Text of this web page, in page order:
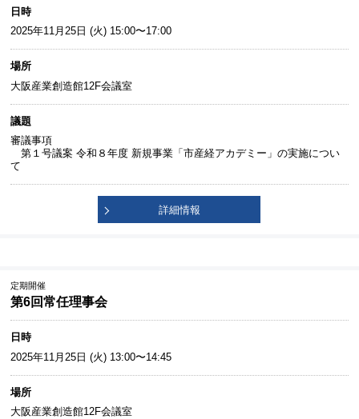
日時
2025年11月25日 (火) 15:00〜17:00
場所
大阪産業創造館12F会議室
議題
審議事項
第１号議案 令和８年度 新規事業「市産経アカデミー」の実施につい
て
詳細情報
定期開催
第6回常任理事会
日時
2025年11月25日 (火) 13:00〜14:45
場所
大阪産業創造館12F会議室